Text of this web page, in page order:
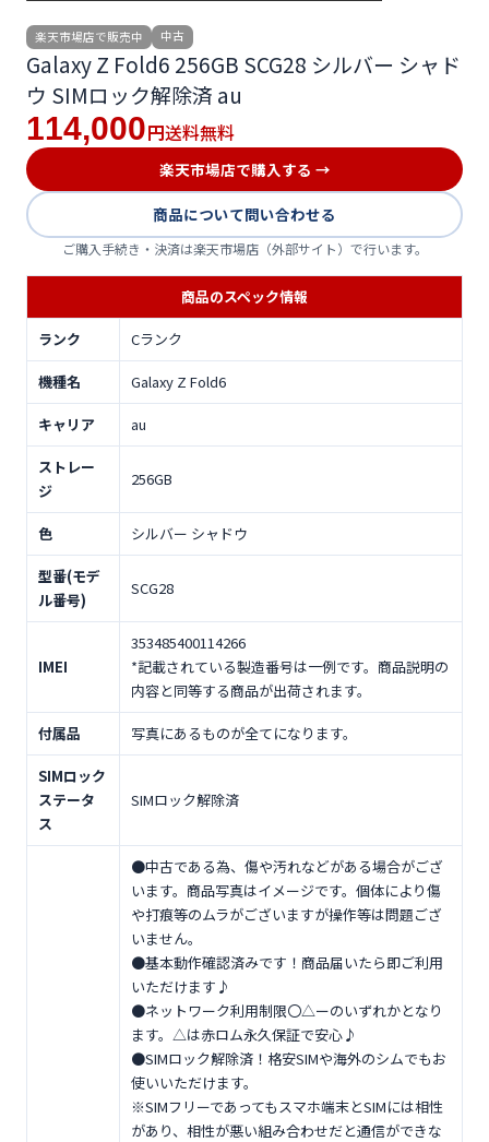
楽天市場店で販売中 中古
Galaxy Z Fold6 256GB SCG28 シルバー シャド
ウ SIMロック解除済 au
114,000 円送料無料
楽天市場店で購入する →
商品について問い合わせる
ご購入手続き・決済は楽天市場店（外部サイト）で行います。
商品のスペック情報
ランク Cランク
機種名 Galaxy Z Fold6
キャリア au
ストレー
ジ
256GB
色 シルバー シャドウ
型番(モデ
ル番号)
SCG28
IMEI
353485400114266
*記載されている製造番号は一例です。商品説明の
内容と同等する商品が出荷されます。
付属品 写真にあるものが全てになります。
SIMロック
ステータ
ス
SIMロック解除済
●中古である為、傷や汚れなどがある場合がござ
います。商品写真はイメージです。個体により傷
や打痕等のムラがございますが操作等は問題ござ
いません。
●基本動作確認済みです！商品届いたら即ご利用
いただけます♪
●ネットワーク利用制限〇△ーのいずれかとなり
ます。△は赤ロム永久保証で安心♪
●SIMロック解除済！格安SIMや海外のシムでもお
使いいただけます。
※SIMフリーであってもスマホ端末とSIMには相性
があり、相性が悪い組み合わせだと通信ができな